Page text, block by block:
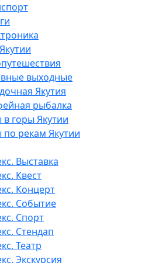
выходные
Якутия
рыбалка
в горы Якутии
по рекам Якутии
Выставка
Квест
Концерт
Событие
Спорт
Стендап
Театр
Экскурсия